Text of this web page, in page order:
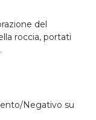
del
roccia, portati
Negativo su